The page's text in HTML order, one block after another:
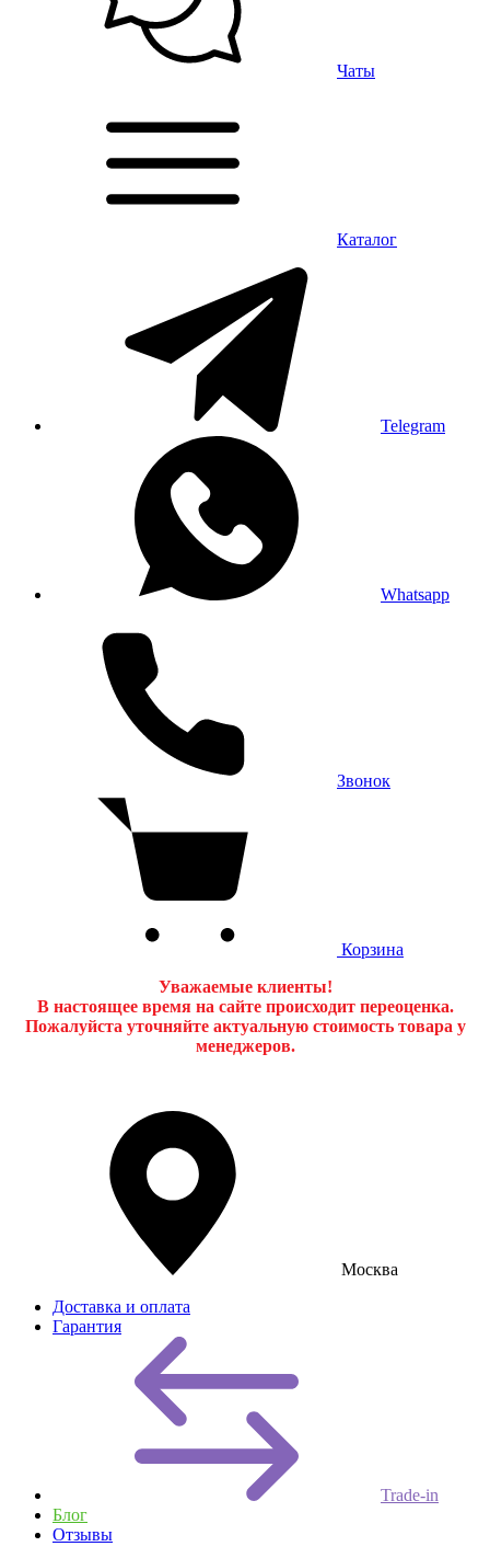
Чаты
Каталог
Telegram
Whatsapp
Звонок
Корзина
Уважаемые клиенты!
В настоящее время на сайте происходит переоценка.
Пожалуйста уточняйте актуальную стоимость товара у
менеджеров.
Москва
Доставка и оплата
Гарантия
Trade-in
Блог
Отзывы